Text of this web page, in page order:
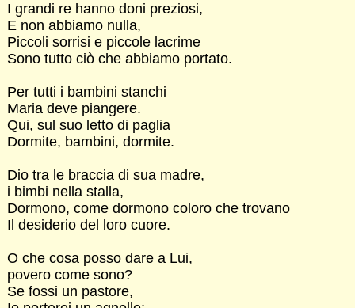
I grandi re hanno doni preziosi,
E non abbiamo nulla,
Piccoli sorrisi e piccole lacrime
Sono tutto ciò che abbiamo portato.
Per tutti i bambini stanchi
Maria deve piangere.
Qui, sul suo letto di paglia
Dormite, bambini, dormite.
Dio tra le braccia di sua madre,
i bimbi nella stalla,
Dormono, come dormono coloro che trovano
Il desiderio del loro cuore.
O che cosa posso dare a Lui,
povero come sono?
Se fossi un pastore,